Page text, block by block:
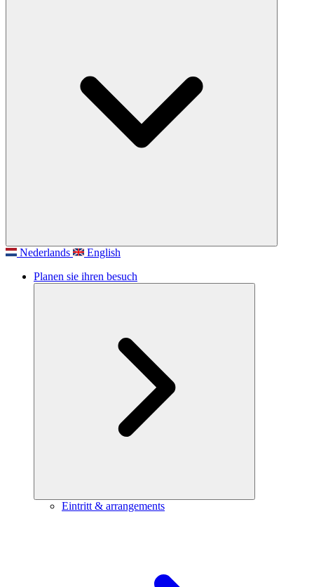
Nederlands
English
Planen sie ihren besuch
Eintritt & arrangements